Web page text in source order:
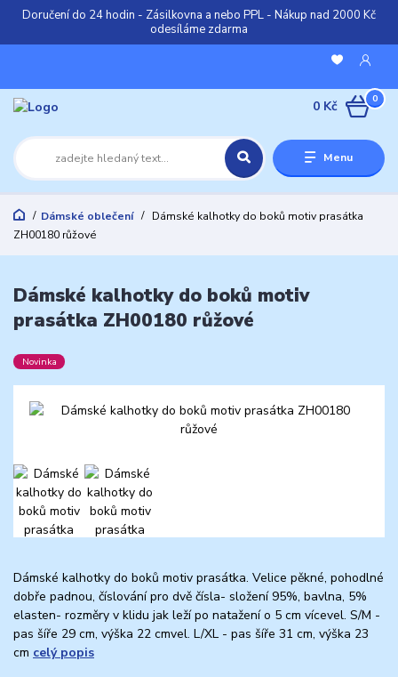
Doručení do 24 hodin - Zásilkovna a nebo PPL - Nákup nad 2000 Kč
odesíláme zdarma
Menu
0
0 Kč
Dámské oblečení
Dámské kalhotky do boků motiv prasátka
ZH00180 růžové
Dámské kalhotky do boků motiv
prasátka ZH00180 růžové
Novinka
Dámské kalhotky do boků motiv prasátka. Velice pěkné, pohodlné
dobře padnou, číslování pro dvě čísla- složení 95%, bavlna, 5%
elasten- rozměry v klidu jak leží po natažení o 5 cm vícevel. S/M -
pas šíře 29 cm, výška 22 cmvel. L/XL - pas šíře 31 cm, výška 23
cm celý popis